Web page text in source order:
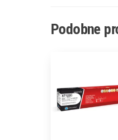
Podobne